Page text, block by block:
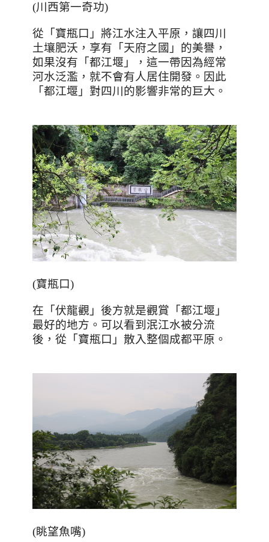
(川西第一奇功)
從「寶瓶口」將江水注入平原，讓四川
土壤肥沃，享有「天府之國」的美譽，
如果沒有「都江堰」，這一帶因為經常
河水泛濫，就不會有人居住開發。因此
「都江堰」對四川的影響非常的巨大。
(寶瓶口)
在「伏龍觀」後方就是觀賞「都江堰」
最好的地方。可以看到泯江水被分流
後，從「寶瓶口」散入整個成都平原。
(眺望魚嘴)